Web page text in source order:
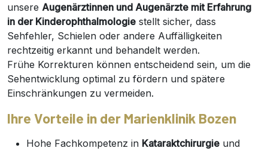
unsere Augenärztinnen und Augenärzte mit Erfahrung
in der Kinderophthalmologie stellt sicher, dass
Sehfehler, Schielen oder andere Auffälligkeiten
rechtzeitig erkannt und behandelt werden.
Frühe Korrekturen können entscheidend sein, um die
Sehentwicklung optimal zu fördern und spätere
Einschränkungen zu vermeiden.
Ihre Vorteile in der Marienklinik Bozen
Hohe Fachkompetenz in Kataraktchirurgie und